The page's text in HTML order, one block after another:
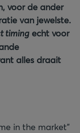
voor de ander
van jewelste.
timing echt voor
alles draait
in the market”